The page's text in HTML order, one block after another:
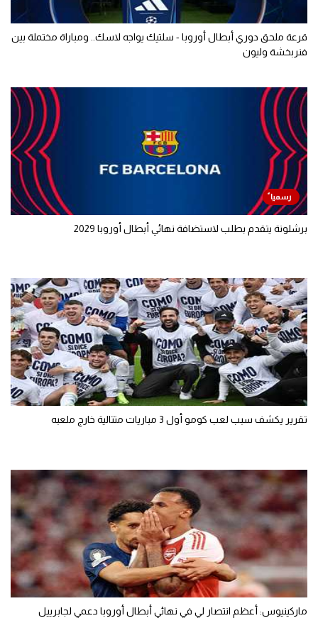
قرعة ملحق دوري أبطال أوروبا - سلتيك يواجه لاسك.. ومباراة مختملة بين
فنربخشة وليون
برشلونة يتقدم بطلب لاستضافة نهائي أبطال أوروبا 2029
تقرير يكشف سبب لعب كومو أول 3 مباريات متتالية خارج ملعبه
ماركينيوس: أعظم انتصار لي في نهائي أبطال أوروبا دعمي لجابرييل